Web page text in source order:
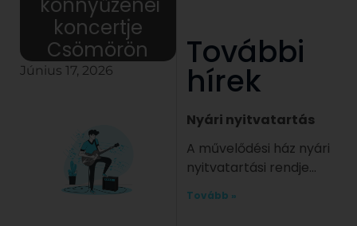
koncertje
Csömörön
Június 17, 2026 További
hírek
Nyári nyitvatartás
A művelődési ház nyári
nyitvatartási rendje
Tovább »